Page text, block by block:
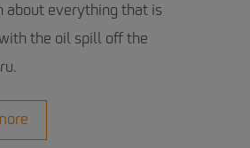
about everything that is
the oil spill off the